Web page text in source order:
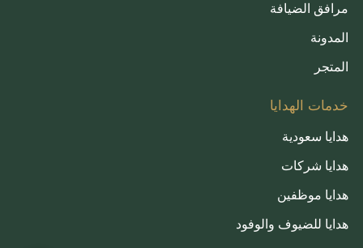
مرافق الضيافة
المدونة
المتجر
خدمات الهدايا
هدايا سعودية
هدايا شركات
هدايا موظفين
هدايا للضيوف والوفود
French